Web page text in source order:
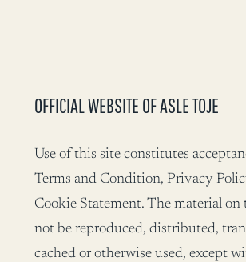
OFFICIAL WEBSITE OF ASLE TOJE
Use of this site constitutes
Terms and Condition, Privacy
Cookie Statement. The material on
not be reproduced, distributed,
cached or otherwise used, except